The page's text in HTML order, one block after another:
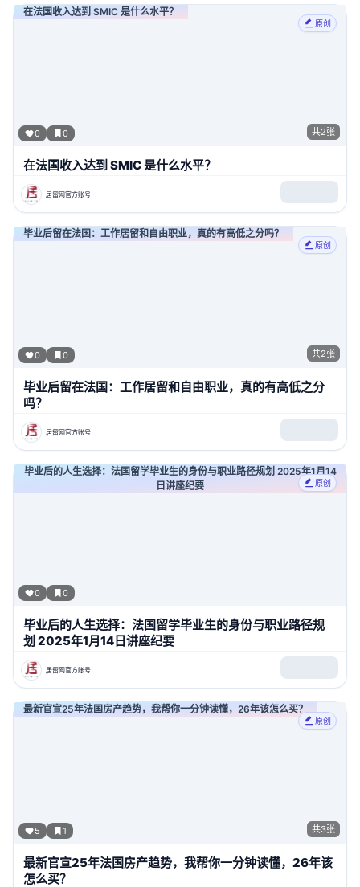
在法国收入达到 SMIC 是什么水平？
原创
共2张
0 0
在法国收入达到 SMIC 是什么水平？
居留网官方账号
毕业后留在法国：工作居留和自由职业，真的有高低之分吗？
原创
共2张
0 0
毕业后留在法国：工作居留和自由职业，真的有高低之分
吗？
居留网官方账号
毕业后的人生选择：法国留学毕业生的身份与职业路径规划 2025年1月14
日讲座纪要
原创
0 0
毕业后的人生选择：法国留学毕业生的身份与职业路径规
划 2025年1月14日讲座纪要
居留网官方账号
最新官宣25年法国房产趋势，我帮你一分钟读懂，26年该怎么买？
原创
共3张
5 1
最新官宣25年法国房产趋势，我帮你一分钟读懂，26年该
怎么买？